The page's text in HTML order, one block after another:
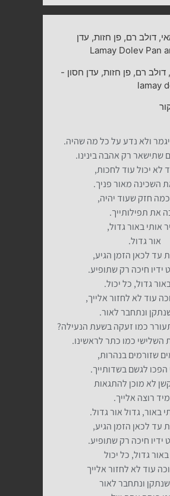
דולב רם, פן חזות, עדן
Lamay Dolev Pan
דולב רם, פן חזות, עדן חסון -
lamay
ולא נדע על כל מה שהיה.
שתישאר רק אהבה בינינו.
לא יכול עוד לחכות,
השכינה מאור פניך.
חזק שעוד יהיה,
את תפילותייך.
אותי באור גדול,
אור גדול.
עד לכאן הזמן הגיע,
ידיו חיכה רק שתופיע.
גדול, כל יכול.
עוד לא לחזור אלייך,
ונתחבר לאור.
כמו זעקה בשעת הנעילה?
השלישי כמו כתר לראשינו.
שזורמים בנהרות,
הפכו לגשם בשדותייך.
לא מוכן להתגאות
רוצה אלייך.
באור, גדול אור גדול.
עד לכאן הזמן הגיע,
ידיו חיכה רק שתופיע.
גדול, כל יכול
עוד לא לחזור אלייך
ונתחבר לאור